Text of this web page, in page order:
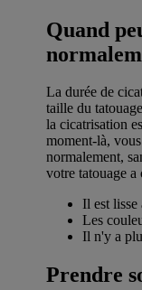
Quand
La durée de
taille du
la cicatrisation
moment-là,
normalement,
votre tatouage a
Il est lisse
Les
Il n'y a
Prendre